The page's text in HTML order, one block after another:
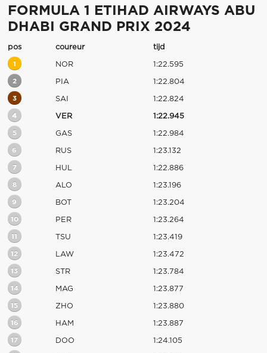
FORMULA 1 ETIHAD AIRWAYS ABU
DHABI GRAND PRIX 2024
pos coureur tijd
1 NOR 1:22.595
2 PIA 1:22.804
3 SAI 1:22.824
4 VER 1:22.945
5 GAS 1:22.984
6 RUS 1:23.132
7 HUL 1:22.886
8 ALO 1:23.196
9 BOT 1:23.204
10 PER 1:23.264
11 TSU 1:23.419
12 LAW 1:23.472
13 STR 1:23.784
14 MAG 1:23.877
15 ZHO 1:23.880
16 HAM 1:23.887
17 DOO 1:24.105